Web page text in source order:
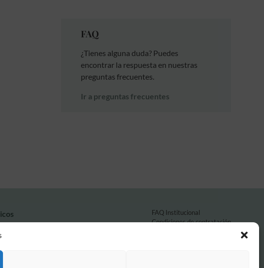
FAQ
¿Tienes alguna duda? Puedes
encontrar la respuesta en nuestras
preguntas frecuentes.
Ir a preguntas frecuentes
desarrollado por
FAQ Institucional
Condiciones de contratación